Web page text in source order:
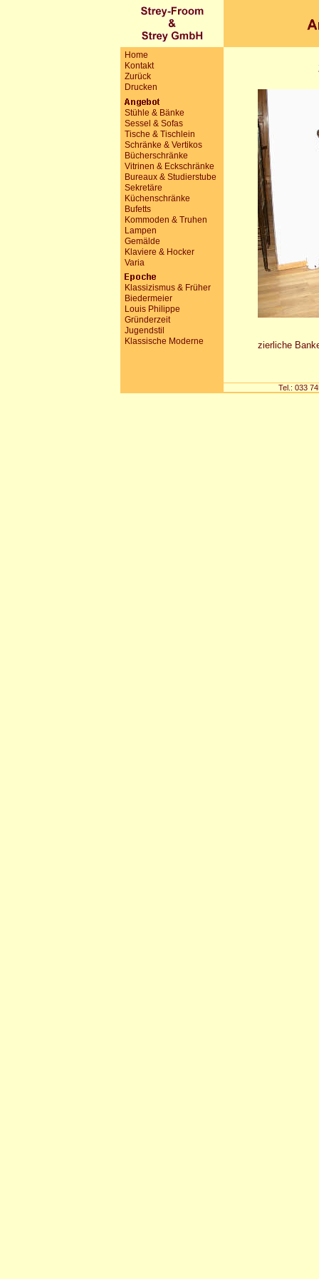
Home
Kontakt
Zurück
Drucken
Stühle & Bänke
Sessel & Sofas
Tische & Tischlein
Schränke & Vertikos
Bücherschränke
Vitrinen & Eckschränke
Bureaux & Studierstube
Sekretäre
Küchenschränke
Bufetts
Kommoden & Truhen
Lampen
Gemälde
Klaviere & Hocker
Varia
Klassizismus & Früher
Biedermeier
Louis Philippe
Gründerzeit
Jugendstil
Klassische Moderne
zierliche
Tel.: 033